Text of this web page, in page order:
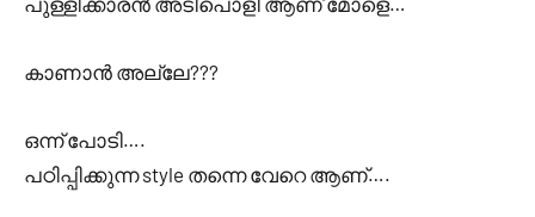
കാണാൻ അല്ലേ???
ഒന്ന് പോടി….
പഠിപ്പിക്കുന്ന style തന്നെ വേറെ ആണ്….